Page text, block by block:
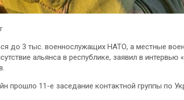
до 3 тыс. военнослужащих НАТО, а местные
альянса в республике, заявил в интервью
прошло 11-е заседание контактной группы по